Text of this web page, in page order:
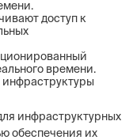
доступ к
времени.
инфраструктурных
обеспечения их